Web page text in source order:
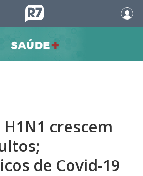
H1N1 crescem
de Covid-19